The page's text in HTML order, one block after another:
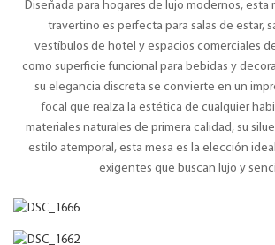
Diseñada para hogares de lujo modernos, esta
travertino es perfecta para salas de estar,
vestíbulos de hotel y espacios comerciales
como superficie funcional para bebidas y
su elegancia discreta se convierte en un
focal que realza la estética de cualquier
materiales naturales de primera calidad, su
estilo atemporal, esta mesa es la elección
exigentes que buscan lujo y